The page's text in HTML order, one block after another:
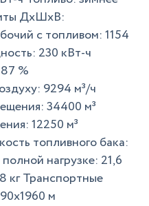
ДхШхВ:
с топливом: 1154
230 кВт-ч
%
9294 м³/ч
34400 м³
12250 м³
топливного бака:
нагрузке: 21,6
кг Транспортные
м